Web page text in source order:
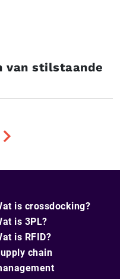
van stilstaande
is crossdocking?
is 3PL?
is RFID?
chain